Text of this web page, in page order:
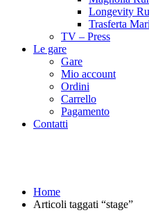
Longevity
Trasferta
TV – Press
Le gare
Gare
Mio account
Ordini
Carrello
Pagamento
Contatti
Home
Articoli taggati “stage”